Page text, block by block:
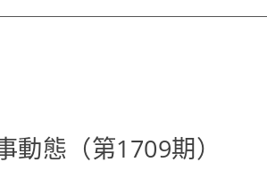
動態（第1709期）